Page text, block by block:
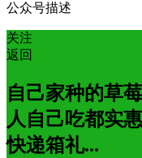
公众号描述
关注
返回
自己家种的草
人自己吃都实
快递箱礼...